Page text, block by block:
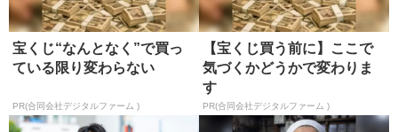
宝くじ“なんとなく”で買っ
ている限り変わらない
PR(合同会社デジタルファーム )
【宝くじ買う前に】ここで
気づくかどうかで変わりま
す
PR(合同会社デジタルファーム )